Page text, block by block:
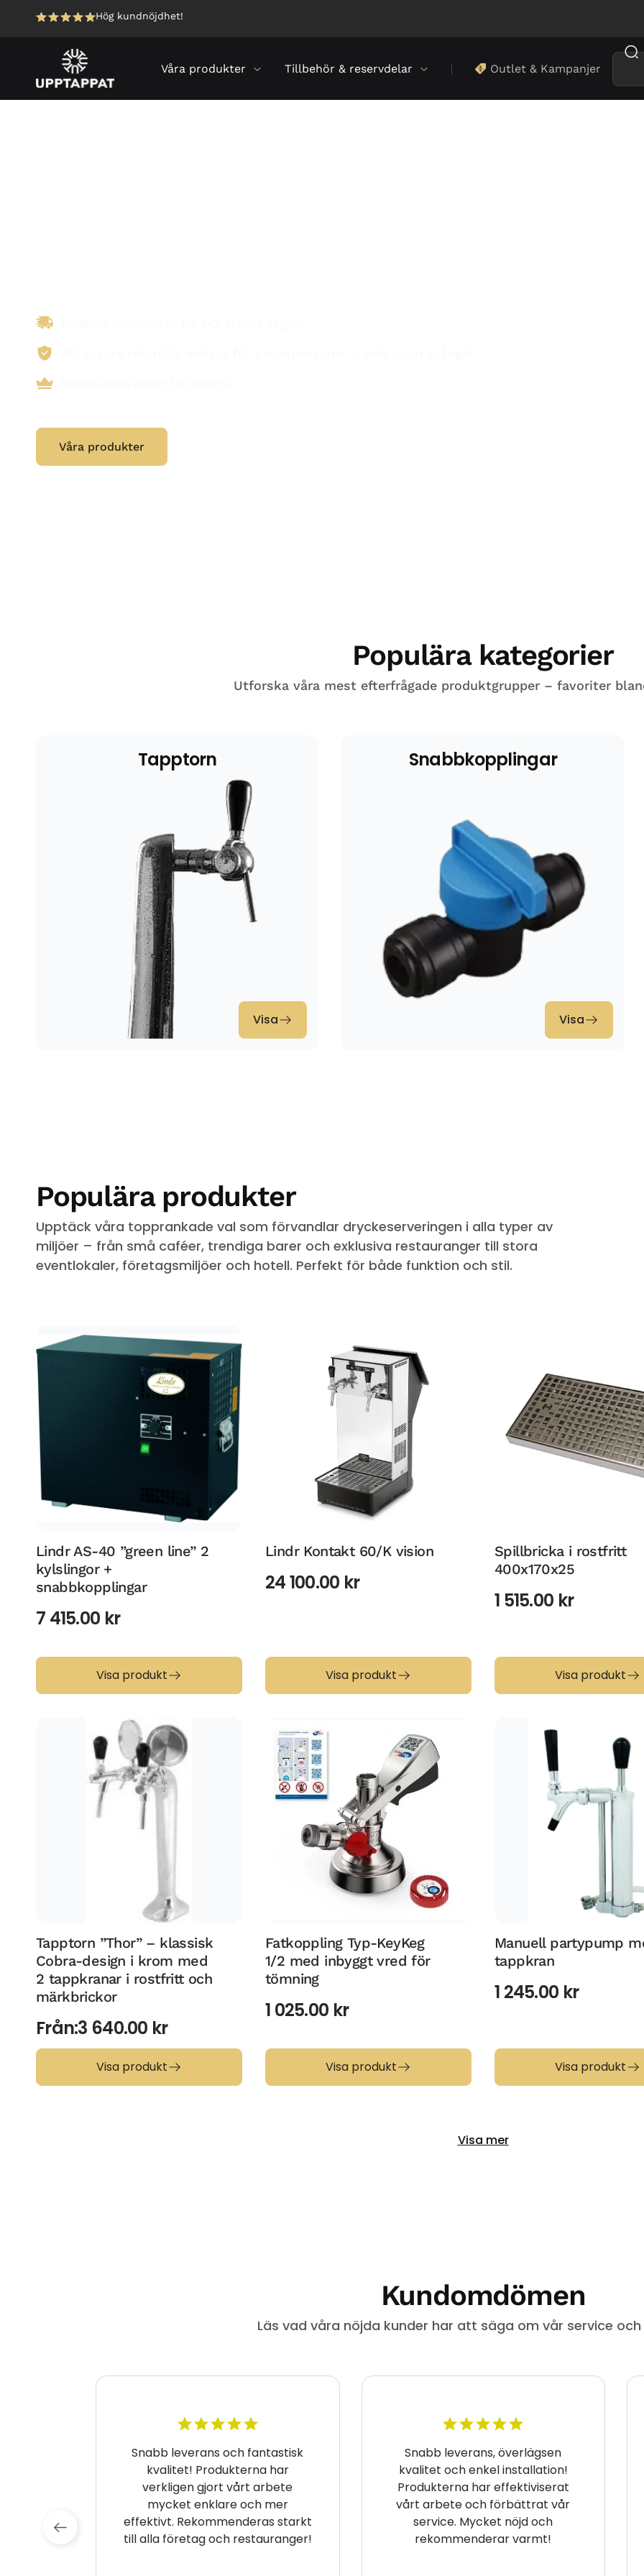
Hög kundnöjdhet!
Våra produkter Tillbehör & reservdelar Outlet & Kampanjer
Våra produkter
Populära kategorier
Utforska våra mest efterfrågade produktgrupper – favoriter
Tapptorn
Visa
Snabbkopplingar
Visa
Populära produkter
Upptäck våra topprankade val som förvandlar dryckeserveringen i alla typer av
miljöer – från små caféer, trendiga barer och exklusiva restauranger till stora
eventlokaler, företagsmiljöer och hotell. Perfekt för både funktion och stil.
Lindr AS-40 ”green line” 2
kylslingor +
snabbkopplingar
7 415.00 kr
Visa produkt
Lindr Kontakt 60/K vision
24 100.00 kr
Visa produkt
Spillbricka i rostfritt
400x170x25
1 515.00 kr
Visa produkt
Tapptorn ”Thor” – klassisk
Cobra-design i krom med
2 tappkranar i rostfritt och
märkbrickor
Från:3 640.00 kr
Visa produkt
Fatkoppling Typ-KeyKeg
1/2 med inbyggt vred för
tömning
1 025.00 kr
Visa produkt
Manuell partypump
tappkran
1 245.00 kr
Visa produkt
Visa mer
Kundomdömen
Läs vad våra nöjda kunder har att säga om vår service
Snabb leverans och fantastisk
kvalitet! Produkterna har
verkligen gjort vårt arbete
mycket enklare och mer
effektivt. Rekommenderas starkt
till alla företag och restauranger!
Snabb leverans, överlägsen
kvalitet och enkel installation!
Produkterna har effektiviserat
vårt arbete och förbättrat vår
service. Mycket nöjd och
rekommenderar varmt!